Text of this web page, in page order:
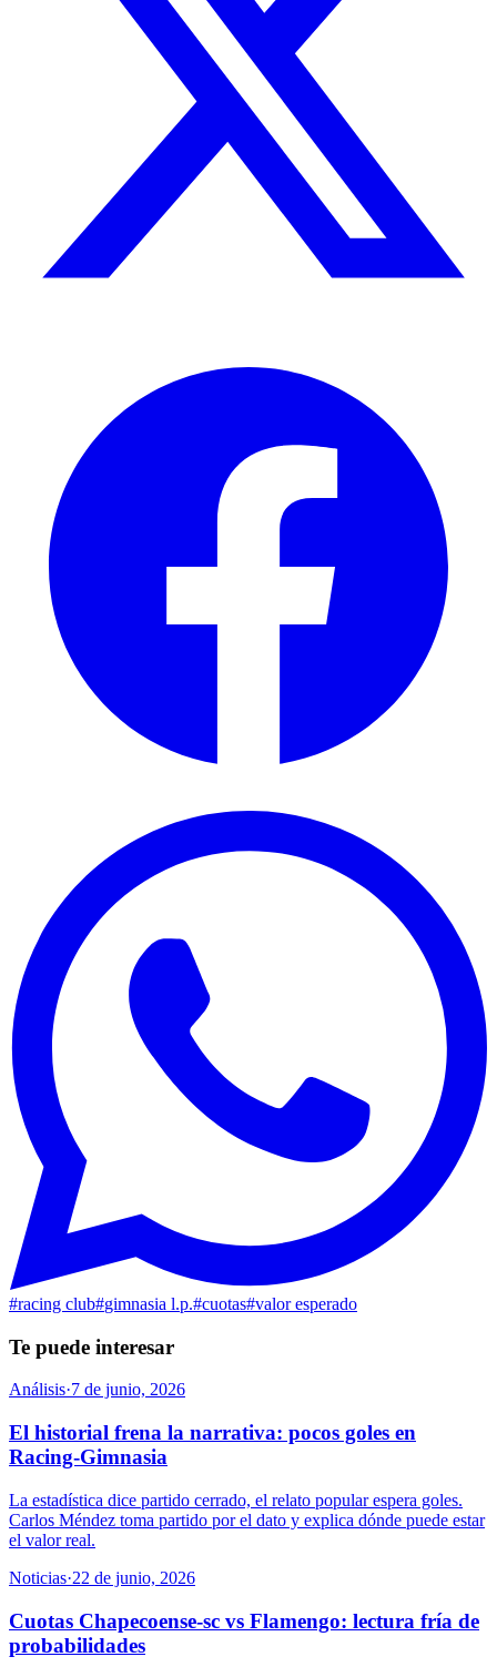
#racing club#gimnasia l.p.#cuotas#valor esperado
Te puede interesar
Análisis·7 de junio, 2026
El historial frena la narrativa: pocos goles en
Racing-Gimnasia
La estadística dice partido cerrado, el relato popular espera goles.
Carlos Méndez toma partido por el dato y explica dónde puede estar
el valor real.
Noticias·22 de junio, 2026
Cuotas Chapecoense-sc vs Flamengo: lectura fría de
probabilidades